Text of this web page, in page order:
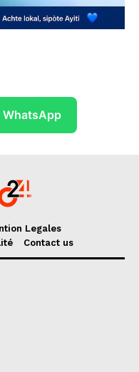
WhatsApp
Legales
Contact us